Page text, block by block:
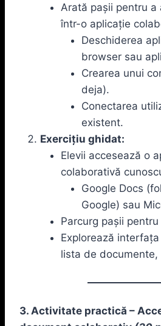
Arată pașii pentru a
într-o aplicație
Deschiderea
browser sau
Crearea unui
deja).
Conectarea
existent.
Exercițiu ghidat:
Elevii accesează o
colaborativă
Google Docs
Google) sau
Parcurg pașii
Explorează
lista de
3. Activitate practică –